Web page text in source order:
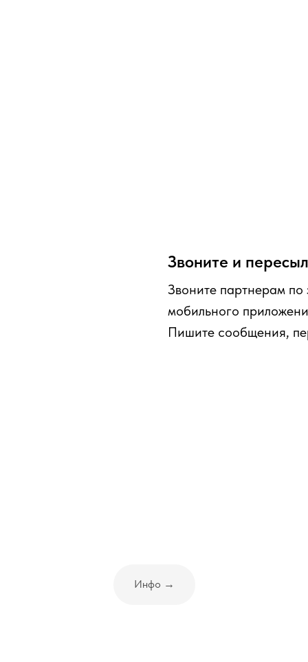
Звоните партнерам
мобильного
Пишите сообщения,
Звоните и
Инфо →